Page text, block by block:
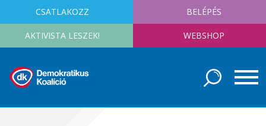
CSATLAKOZZ BELÉPÉS
AKTIVISTA LESZEK! WEBSHOP